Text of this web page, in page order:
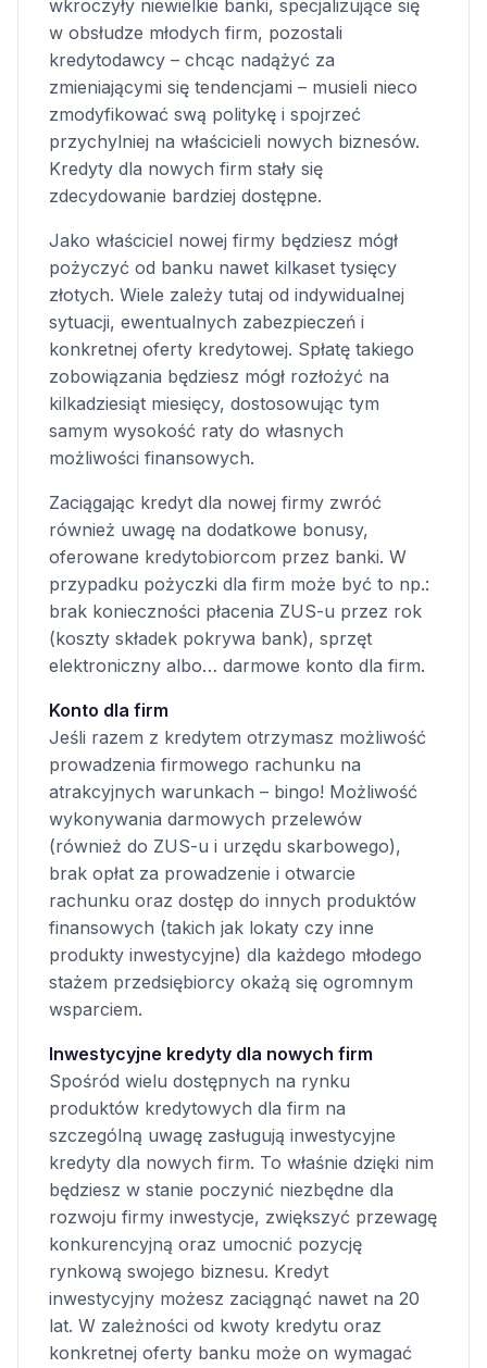
wkroczyły niewielkie banki, specjalizujące się
w obsłudze młodych firm, pozostali
kredytodawcy – chcąc nadążyć za
zmieniającymi się tendencjami – musieli nieco
zmodyfikować swą politykę i spojrzeć
przychylniej na właścicieli nowych biznesów.
Kredyty dla nowych firm stały się
zdecydowanie bardziej dostępne.
Jako właściciel nowej firmy będziesz mógł
pożyczyć od banku nawet kilkaset tysięcy
złotych. Wiele zależy tutaj od indywidualnej
sytuacji, ewentualnych zabezpieczeń i
konkretnej oferty kredytowej. Spłatę takiego
zobowiązania będziesz mógł rozłożyć na
kilkadziesiąt miesięcy, dostosowując tym
samym wysokość raty do własnych
możliwości finansowych.
Zaciągając kredyt dla nowej firmy zwróć
również uwagę na dodatkowe bonusy,
oferowane kredytobiorcom przez banki. W
przypadku pożyczki dla firm może być to np.:
brak konieczności płacenia ZUS-u przez rok
(koszty składek pokrywa bank), sprzęt
elektroniczny albo… darmowe konto dla firm.
Konto dla firm
Jeśli razem z kredytem otrzymasz możliwość
prowadzenia firmowego rachunku na
atrakcyjnych warunkach – bingo! Możliwość
wykonywania darmowych przelewów
(również do ZUS-u i urzędu skarbowego),
brak opłat za prowadzenie i otwarcie
rachunku oraz dostęp do innych produktów
finansowych (takich jak lokaty czy inne
produkty inwestycyjne) dla każdego młodego
stażem przedsiębiorcy okażą się ogromnym
wsparciem.
Inwestycyjne kredyty dla nowych firm
Spośród wielu dostępnych na rynku
produktów kredytowych dla firm na
szczególną uwagę zasługują inwestycyjne
kredyty dla nowych firm. To właśnie dzięki nim
będziesz w stanie poczynić niezbędne dla
rozwoju firmy inwestycje, zwiększyć przewagę
konkurencyjną oraz umocnić pozycję
rynkową swojego biznesu. Kredyt
inwestycyjny możesz zaciągnąć nawet na 20
lat. W zależności od kwoty kredytu oraz
konkretnej oferty banku może on wymagać